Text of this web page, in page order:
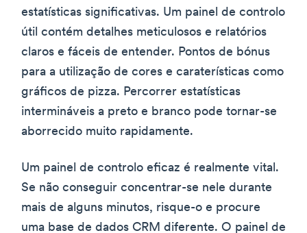
estatísticas significativas. Um painel de controlo
útil contém detalhes meticulosos e relatórios
claros e fáceis de entender. Pontos de bónus
para a utilização de cores e caraterísticas como
gráficos de pizza. Percorrer estatísticas
intermináveis a preto e branco pode tornar-se
aborrecido muito rapidamente.
Um painel de controlo eficaz é realmente vital.
Se não conseguir concentrar-se nele durante
mais de alguns minutos, risque-o e procure
uma base de dados CRM diferente. O painel de